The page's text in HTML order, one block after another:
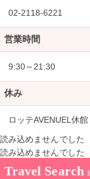
02-2118-6221
営業時間
9:30～21:30
休み
ロッテAVENUEL休館
読み込めませんでした
読み込めませんでした
Travel Search